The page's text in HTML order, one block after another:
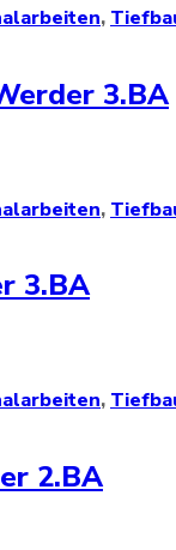
,
3.BA
,
3.BA
,
2.BA